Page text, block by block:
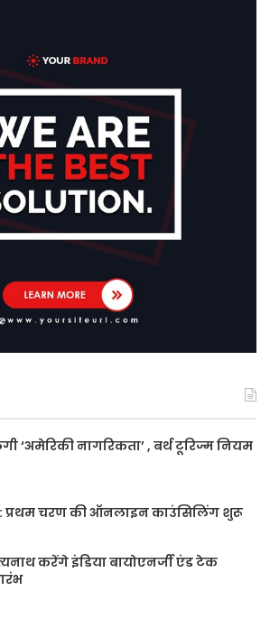
‘अमेरिकी नागरिकता’ , बर्थ टूरिज्म नियम
प्रथम चरण की ऑनलाइन काउंसिलिंग शुरू
करेंगे इंडिया बायोएनर्जी एंड टेक